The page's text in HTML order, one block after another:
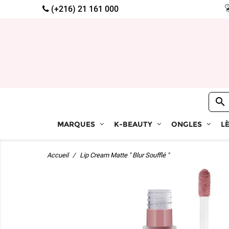
(+216) 21 161 000
MARQUES K-BEAUTY ONGLES

Accueil Lip Cream Matte " Blur Soufflé "